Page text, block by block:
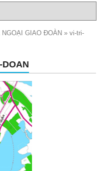
NGOẠI GIAO ĐOÀN » vi-tri-
DOAN